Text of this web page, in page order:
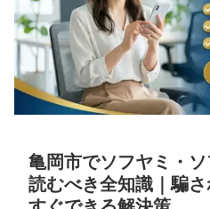
亀岡市でソフヤミ・
読むべき全知識｜騙